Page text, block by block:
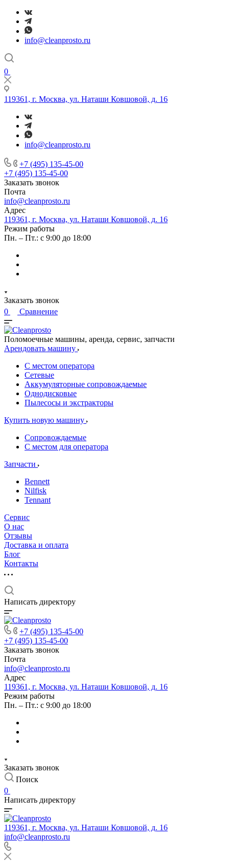
info@cleanprosto.ru
0
119361, г. Москва, ул. Наташи Ковшовой, д. 16
info@cleanprosto.ru
+7 (495) 135-45-00
+7 (495) 135-45-00
Заказать звонок
Почта
info@cleanprosto.ru
Адрес
119361, г. Москва, ул. Наташи Ковшовой, д. 16
Режим работы
Пн. – Пт.: с 9:00 до 18:00
Заказать звонок
0
Сравнение
Поломоечные машины, аренда, сервис, запчасти
Арендовать машину
С местом оператора
Сетевые
Аккумуляторные сопровождаемые
Однодисковые
Пылесосы и экстракторы
Купить новую машину
Сопровождаемые
С местом для оператора
Запчасти
Bennett
Nilfisk
Tennant
Сервис
О нас
Отзывы
Доставка и оплата
Блог
Контакты
Написать директору
+7 (495) 135-45-00
+7 (495) 135-45-00
Заказать звонок
Почта
info@cleanprosto.ru
Адрес
119361, г. Москва, ул. Наташи Ковшовой, д. 16
Режим работы
Пн. – Пт.: с 9:00 до 18:00
Заказать звонок
Поиск
0
Написать директору
119361, г. Москва, ул. Наташи Ковшовой, д. 16
info@cleanprosto.ru